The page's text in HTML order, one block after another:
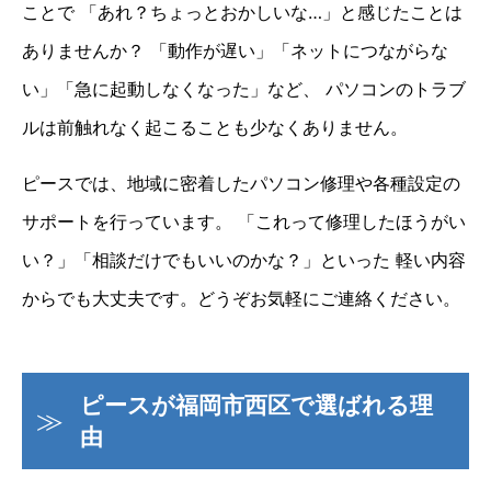
ことで「あれ？ちょっとおかしいな…」と感じたことは
ありませんか？
「動作が遅い」「ネットにつながらな
い」「急に起動しなくなった」など、
パソコンのトラブ
ルは前触れなく起こることも少なくありません。
ピースでは、地域に密着したパソコン修理や各種設定の
サポートを行っています。
「これって修理したほうがい
い？」「相談だけでもいいのかな？」といった 軽い内容
からでも大丈夫です。どうぞお気軽にご連絡ください。
ピースが福岡市西区で選ばれる理
由